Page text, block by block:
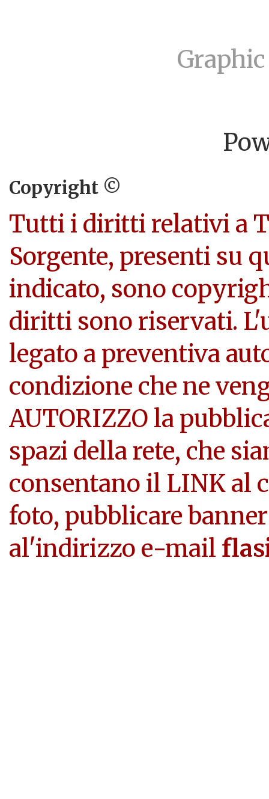
Copyright ©
Tutti i diritti relativi a
Sorgente, presenti su
indicato, sono
diritti sono riservati.
legato a preventiva
condizione che ne
AUTORIZZO la
spazi della rete, che
consentano il LINK al
foto, pubblicare
al'indirizzo e-mail